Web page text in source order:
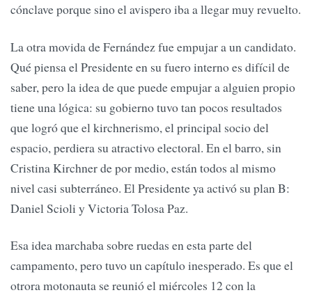
cónclave porque sino el avispero iba a llegar muy revuelto.
La otra movida de Fernández fue empujar a un candidato.
Qué piensa el Presidente en su fuero interno es difícil de
saber, pero la idea de que puede empujar a alguien propio
tiene una lógica: su gobierno tuvo tan pocos resultados
que logró que el kirchnerismo, el principal socio del
espacio, perdiera su atractivo electoral. En el barro, sin
Cristina Kirchner de por medio, están todos al mismo
nivel casi subterráneo. El Presidente ya activó su plan B:
Daniel Scioli y Victoria Tolosa Paz.
Esa idea marchaba sobre ruedas en esta parte del
campamento, pero tuvo un capítulo inesperado. Es que el
otrora motonauta se reunió el miércoles 12 con la